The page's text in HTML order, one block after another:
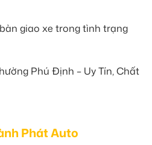
giao xe trong tình trạng
Phát Auto